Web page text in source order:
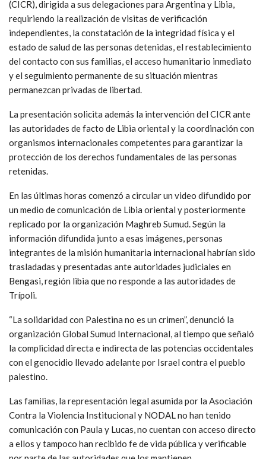
(CICR), dirigida a sus delegaciones para Argentina y Libia,
requiriendo la realización de visitas de verificación
independientes, la constatación de la integridad física y el
estado de salud de las personas detenidas, el restablecimiento
del contacto con sus familias, el acceso humanitario inmediato
y el seguimiento permanente de su situación mientras
permanezcan privadas de libertad.
La presentación solicita además la intervención del CICR ante
las autoridades de facto de Libia oriental y la coordinación con
organismos internacionales competentes para garantizar la
protección de los derechos fundamentales de las personas
retenidas.
En las últimas horas comenzó a circular un video difundido por
un medio de comunicación de Libia oriental y posteriormente
replicado por la organización Maghreb Sumud. Según la
información difundida junto a esas imágenes, personas
integrantes de la misión humanitaria internacional habrían sido
trasladadas y presentadas ante autoridades judiciales en
Bengasi, región libia que no responde a las autoridades de
Trípoli.
“La solidaridad con Palestina no es un crimen”, denunció la
organización Global Sumud Internacional, al tiempo que señaló
la complicidad directa e indirecta de las potencias occidentales
con el genocidio llevado adelante por Israel contra el pueblo
palestino.
Las familias, la representación legal asumida por la Asociación
Contra la Violencia Institucional y NODAL no han tenido
comunicación con Paula y Lucas, no cuentan con acceso directo
a ellos y tampoco han recibido fe de vida pública y verificable